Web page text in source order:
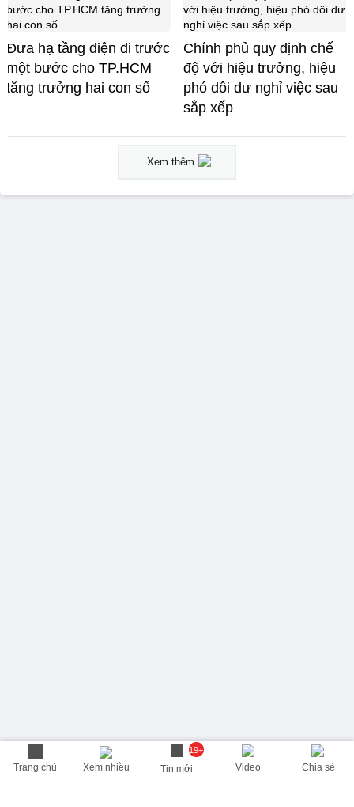
Trang chủ Xem nhiều
19+
Tin mới Video Chia sẻ
Đưa hạ tầng điện đi trước
một bước cho TP.HCM
tăng trưởng hai con số
Chính phủ quy định chế
độ với hiệu trưởng, hiệu
phó dôi dư nghỉ việc sau
sắp xếp
Xem thêm